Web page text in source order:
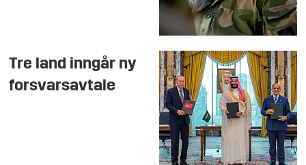
Tre land inngår ny
forsvarsavtale